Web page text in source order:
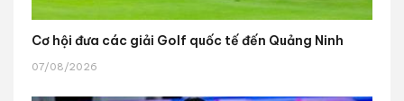
Cơ hội đưa các giải Golf quốc tế đến Quảng Ninh
07/08/2026